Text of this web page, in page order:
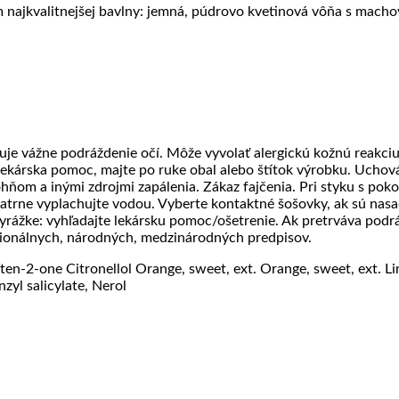
bavlny: jemná, púdrovo kvetinová vôňa s
vážne podráždenie očí. Môže vyvolať alergickú kožnú
pomoc, majte po ruke obal alebo štítok výrobku.
a inými zdrojmi zapálenia. Zákaz fajčenia. Pri styku s
vyplachujte vodou. Vyberte kontaktné šošovky, ak sú
vyhľadajte lekársku pomoc/ošetrenie. Ak pretrváva
národných, medzinárodných predpisov.
2-one Citronellol Orange, sweet, ext. Orange, sweet, ext.
salicylate, Nerol